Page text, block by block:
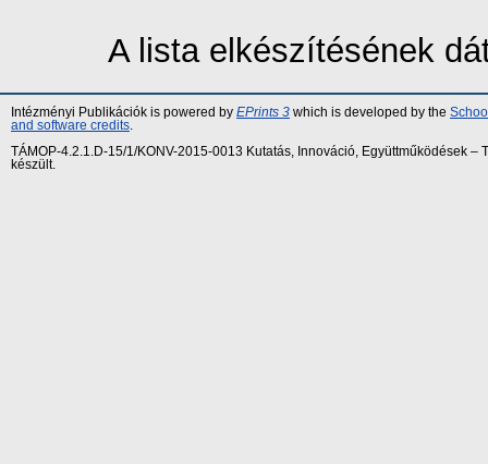
A lista elkészítésének
Intézményi Publikációk is powered by EPrints 3 which is developed by the
and software credits
TÁMOP-4.2.1.D-15/1/KONV-2015-0013 Kutatás, Innováció, Együttműködések
készült.